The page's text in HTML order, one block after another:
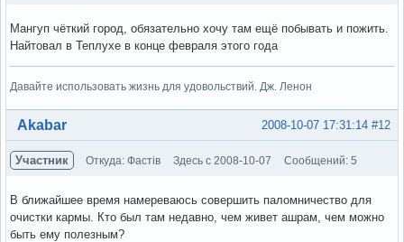
Мангуп чёткий город, обязательно хочу там ещё побывать и пожить.
Найтовал в Теплухе в конце февраля этого года
Давайте использовать жизнь для удовольствий. Дж. Ленон
Вне форума #12
2008-10-07 17:31:14
Akabar
Участник Откуда: Фастів Здесь с 2008-10-07 Сообщений: 5
В ближайшее время намереваюсь совершить паломничество для
очистки кармы. Кто был там недавно, чем живет ашрам, чем можно
быть ему полезным?